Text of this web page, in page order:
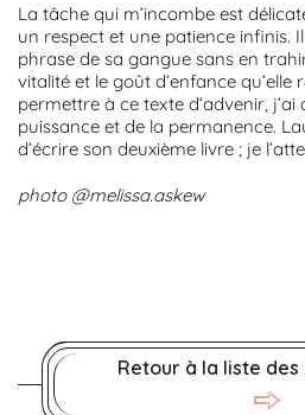
La tâche qui m’incombe est
un respect et une patience infinis.
phrase de sa gangue sans en
vitalité et le goût d’enfance qu’elle
permettre à ce texte d’advenir,
puissance et de la permanence.
d’écrire son deuxième livre ; je
photo @melissa.askew
Retour à la liste